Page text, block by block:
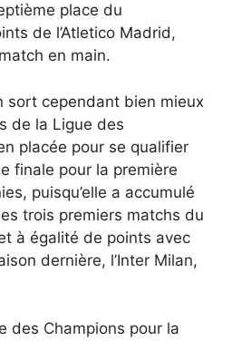
place du
de l’Atletico Madrid,
en main.
sort cependant bien mieux
de la Ligue des
placée pour se qualifier
finale pour la première
puisqu’elle a accumulé
trois premiers matchs du
à égalité de points avec
dernière, l’Inter Milan,
des Champions pour la